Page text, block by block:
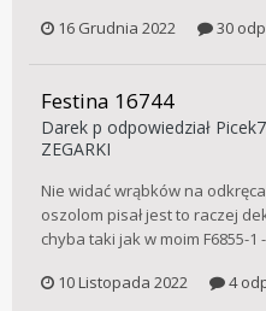
16 Grudnia 2022
30
Festina 16744
Darek p odpowiedział
ZEGARKI
Nie widać wrąbków na
oszolom pisał jest to raczej
chyba taki jak w moim F6855-1
10 Listopada 2022
4